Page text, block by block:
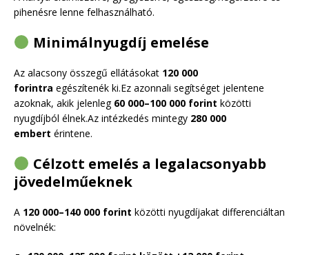
pihenésre lenne felhasználható.
Minimálnyugdíj emelése
Az alacsony összegű ellátásokat 120 000
forintra egészítenék ki.Ez azonnali segítséget jelentene
azoknak, akik jelenleg 60 000–100 000 forint közötti
nyugdíjból élnek.Az intézkedés mintegy 280 000
embert érintene.
Célzott emelés a legalacsonyabb
jövedelműeknek
A 120 000–140 000 forint közötti nyugdíjakat differenciáltan
növelnék: